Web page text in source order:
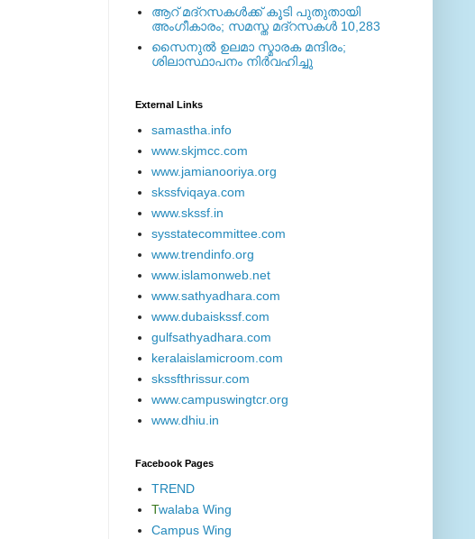
ആറ് മദ്റസകള്‍ക്ക് കൂടി പുതുതായി
അംഗീകാരം; സമസ്ത മദ്റസകള്‍ 10,283
സൈനുല്‍ ഉലമാ സ്മാരക മന്ദിരം;
ശിലാസ്ഥാപനം നിര്‍വഹിച്ചു
External ‎Links
samastha.info
www.skjmcc.com
www.jamianooriya.org
skssfviqaya.com
www.skssf.in
sysstatecommittee.com
www.trendinfo.org
www.islamonweb.net
www.sathyadhara.com
www.dubaiskssf.com
gulfsathyadhara.com
keralaislamicroom.com
skssfthrissur.com
www.campuswingtcr.org
www.dhiu.in
Facebook Pages
TREND
Twalaba Wing
Campus Wing